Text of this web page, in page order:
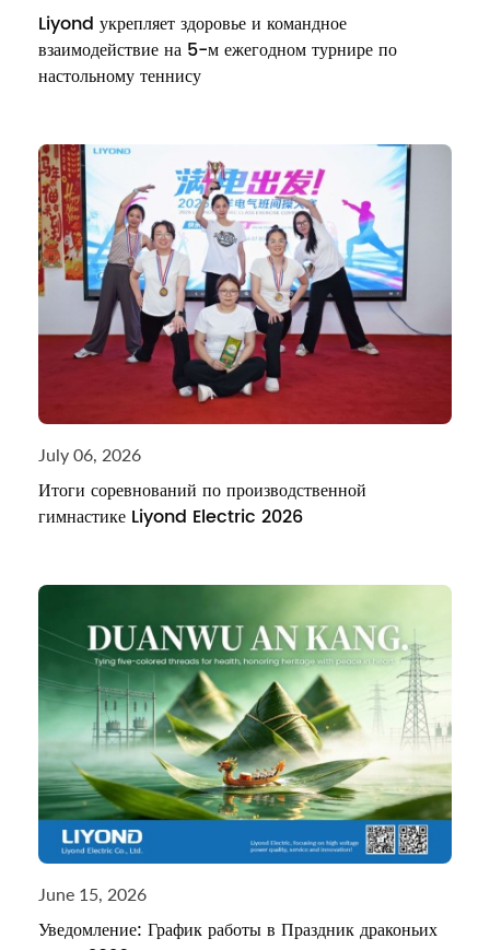
Liyond укрепляет здоровье и командное
взаимодействие на 5-м ежегодном турнире по
настольному теннису
July 06, 2026
Итоги соревнований по производственной
гимнастике Liyond Electric 2026
June 15, 2026
Уведомление: График работы в Праздник драконьих